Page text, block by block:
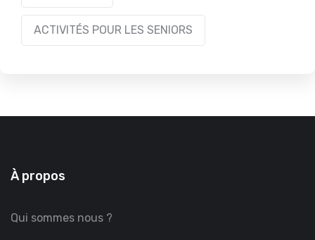
ACTIVITÉS POUR LES SENIORS
À propos
Qui sommes nous ?